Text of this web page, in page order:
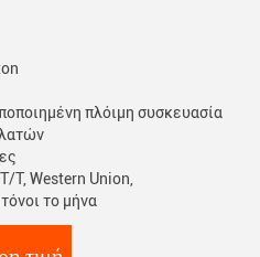
πλόιμη συσκευασία
T, Western Union,
το μήνα